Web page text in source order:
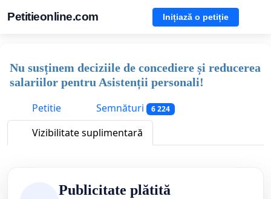
Petitieonline.com Inițiază o petiție
Nu susținem deciziile de concediere și reducerea
salariilor pentru Asistenții personali!
Petitie
Semnături 6 224
Vizibilitate suplimentară
Publicitate plătită